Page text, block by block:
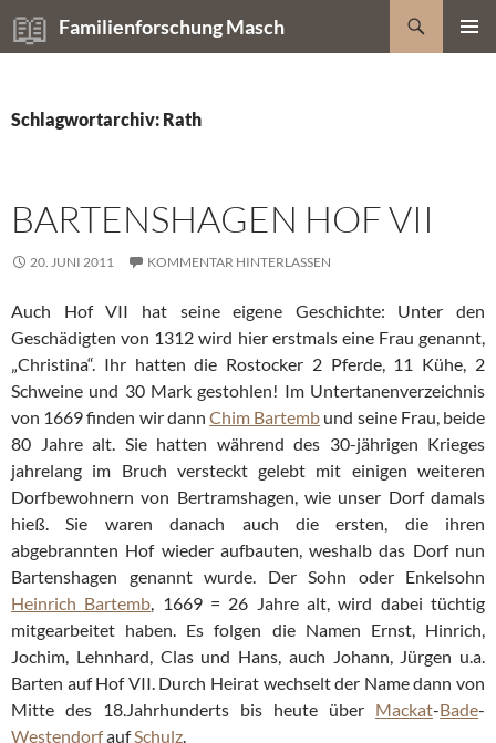
Zum
Inhalt
Familienforschung Masch
Suchen
Schlagwortarchiv: Rath
BARTENSHAGEN HOF VII
20. JUNI 2011 KOMMENTAR HINTERLASSEN
Auch Hof VII hat seine eigene Geschichte: Unter den
Geschädigten von 1312 wird hier erstmals eine Frau genannt,
„Christina“. Ihr hatten die Rostocker 2 Pferde, 11 Kühe, 2
Schweine und 30 Mark gestohlen! Im Untertanenverzeichnis
von 1669 finden wir dann Chim Bartemb und seine Frau, beide
80 Jahre alt. Sie hatten während des 30-jährigen Krieges
jahrelang im Bruch versteckt gelebt mit einigen weiteren
Dorfbewohnern von Bertramshagen, wie unser Dorf damals
hieß. Sie waren danach auch die ersten, die ihren
abgebrannten Hof wieder aufbauten, weshalb das Dorf nun
Bartenshagen genannt wurde. Der Sohn oder Enkelsohn
Heinrich Bartemb, 1669 = 26 Jahre alt, wird dabei tüchtig
mitgearbeitet haben. Es folgen die Namen Ernst, Hinrich,
Jochim, Lehnhard, Clas und Hans, auch Johann, Jürgen u.a.
Barten auf Hof VII. Durch Heirat wechselt der Name dann von
Mitte des 18.Jahrhunderts bis heute über Mackat-Bade-
WestendorfaufSchulz.